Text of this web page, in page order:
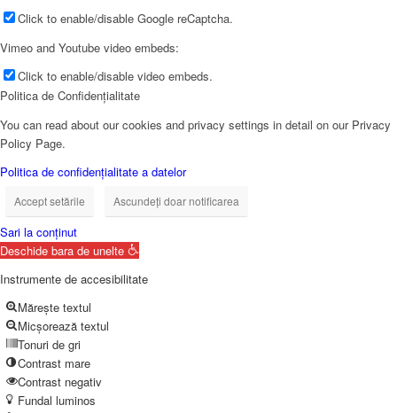
Click to enable/disable Google reCaptcha.
Vimeo and Youtube video embeds:
Click to enable/disable video embeds.
Politica de Confidențialitate
You can read about our cookies and privacy settings in detail on our Privacy
Policy Page.
Politica de confidențialitate a datelor
Accept setările Ascundeți doar notificarea
Sari la conținut
Deschide bara de unelte
Instrumente de accesibilitate
Mărește textul
Micșorează textul
Tonuri de gri
Contrast mare
Contrast negativ
Fundal luminos